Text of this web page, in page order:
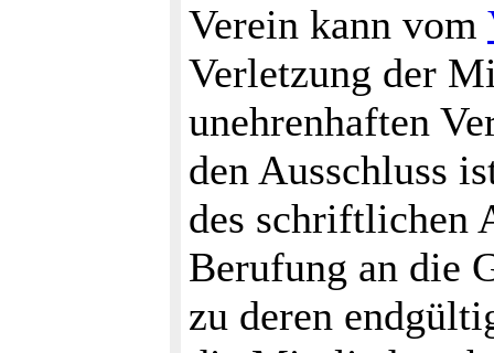
Verein kann vom
Verletzung der
unehrenhaften
den Ausschluss
des schriftlichen
Berufung an die
zu deren